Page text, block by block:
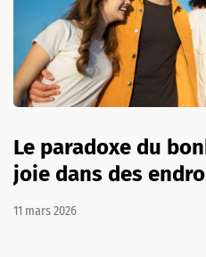
Le paradoxe du
joie dans des
11 mars 2026